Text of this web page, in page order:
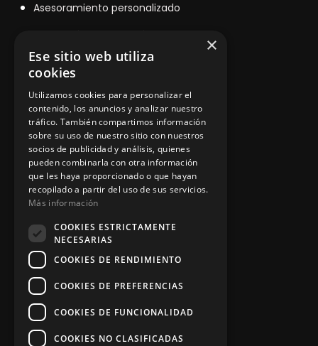
Asesoramiento personalizado
Contacto
Información legal
Política de privacidad
Aviso legal
App Zine Hostelería
×
Ese sitio web utiliza
cookies
Utilizamos cookies para personalizar el
contenido, los anuncios y analizar nuestro
tráfico. También compartimos información
sobre su uso de nuestro sitio con nuestros
socios de publicidad y análisis, quienes
pueden combinarla con otra información
que les haya proporcionado o que hayan
recopilado a partir del uso de sus servicios.
Más información
COOKIES ESTRICTAMENTE
NECESARIAS
COOKIES DE RENDIMIENTO
COOKIES DE PREFERENCIAS
COOKIES DE FUNCIONALIDAD
COOKIES NO CLASIFICADAS